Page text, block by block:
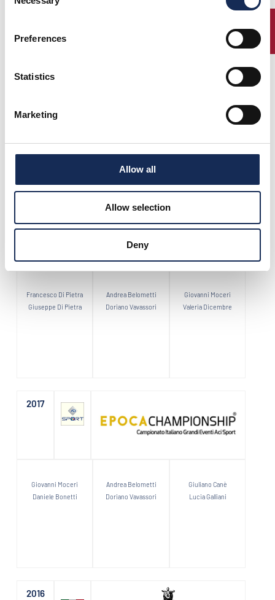
Selection
Preferences
Statistics
Marketing
Allow all
Allow selection
Deny
Dicembre Valeria
Passanante Mario
De Alessandrini
Francesco Di Pietra
Giuseppe Di Pietra
Andrea Belometti
Doriano Vavassori
Giovanni Moceri
Valeria Dicembre
2017
Giovanni Moceri
Daniele Bonetti
Andrea Belometti
Doriano Vavassori
Giuliano Canè
Lucia Galliani
2016
ENTRY